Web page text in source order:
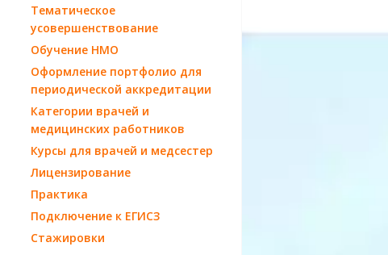
Тематическое
усовершенствование
Обучение НМО
Оформление портфолио для
периодической аккредитации
Категории врачей и
медицинских работников
Курсы для врачей и медсестер
Лицензирование
Практика
Подключение к ЕГИСЗ
Стажировки